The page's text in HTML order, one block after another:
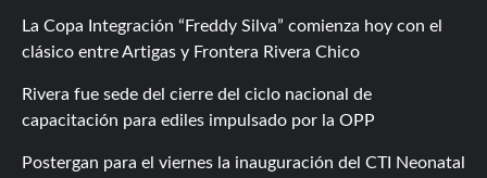
La Copa Integración “Freddy Silva” comienza hoy con el
clásico entre Artigas y Frontera Rivera Chico
Rivera fue sede del cierre del ciclo nacional de
capacitación para ediles impulsado por la OPP
Postergan para el viernes la inauguración del CTI Neonatal